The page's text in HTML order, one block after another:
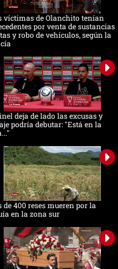
víctimas de Olanchito tenían
por venta de sustancias
y robo de vehículos, según la
deja de lado las excusas y
podría debutar: "Está en la
de 400 reses mueren por la
en la zona sur